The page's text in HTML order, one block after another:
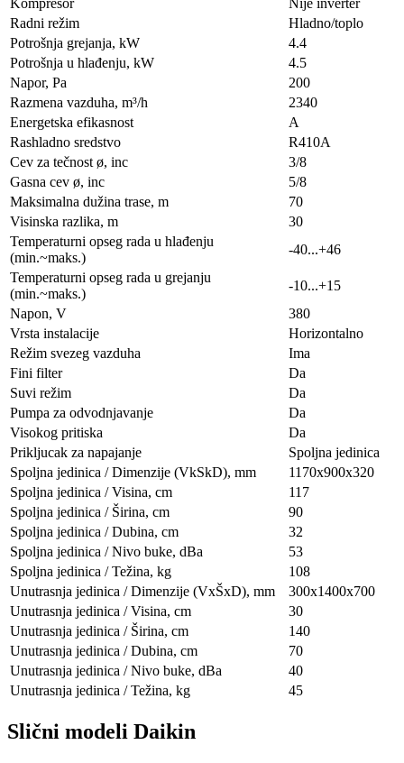
Kompresor
Nije inverter
Radni režim
Hladno/toplo
Potrošnja grejanja, kW
4.4
Potrošnja u hlađenju, kW
4.5
Napor, Pa
200
Razmena vazduha, m³/h
2340
Energetska efikasnost
A
Rashladno sredstvo
R410A
Cev za tečnost ø, inc
3/8
Gasna cev ø, inc
5/8
Maksimalna dužina trase, m
70
Visinska razlika, m
30
Temperaturni opseg rada u hlađenju
(min.~maks.)
-40...+46
Temperaturni opseg rada u grejanju
(min.~maks.)
-10...+15
Napon, V
380
Vrsta instalacije
Horizontalno
Režim svezeg vazduha
Ima
Fini filter
Da
Suvi režim
Da
Pumpa za odvodnjavanje
Da
Visokog pritiska
Da
Prikljucak za napajanje
Spoljna jedinica
Spoljna jedinica / Dimenzije (VkSkD), mm
1170x900x320
Spoljna jedinica / Visina, сm
117
Spoljna jedinica / Širina, сm
90
Spoljna jedinica / Dubina, сm
32
Spoljna jedinica / Nivo buke, dBa
53
Spoljna jedinica / Težina, kg
108
Unutrasnja jedinica / Dimenzije (VxŠxD), mm
300x1400x700
Unutrasnja jedinica / Visina, сm
30
Unutrasnja jedinica / Širina, сm
140
Unutrasnja jedinica / Dubina, сm
70
Unutrasnja jedinica / Nivo buke, dBa
40
Unutrasnja jedinica / Težina, kg
45
Slični modeli Daikin